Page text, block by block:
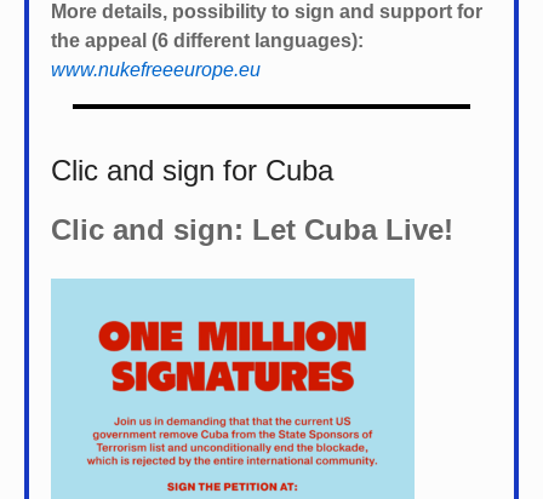
More details, possibility to sign and support for
the appeal (6 different languages):
www.nukefreeeurope.eu
Clic and sign for Cuba
Clic and sign: Let Cuba Live!